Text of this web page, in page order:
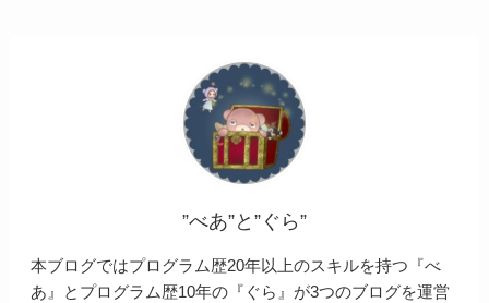
”べあ”と”ぐら”
本ブログではプログラム歴20年以上のスキルを持つ『べ
あ』とプログラム歴10年の『ぐら』が3つのブログを運営